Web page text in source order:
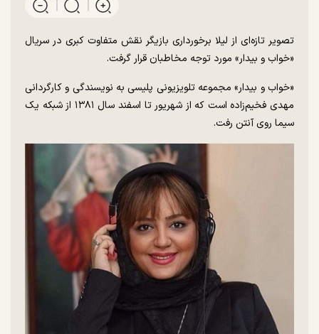
تصویر تازه‌ای از لیلا برخورداری بازیگر نقش متفاوت کبری در سریال
«خواب و بیدار» مورد توجه مخاطبان قرار گرفت.
«خواب و بیدار» مجموعه تلویزیونی پلیسی به نویسندگی و کارگردانی
مهدی فخیم‌زاده است که از شهریور تا اسفند سال ۱۳۸۱ از شبکه یک
سیما روی آنتن رفت.